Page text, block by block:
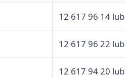
12 617 96 14
12 617 96 22
12 617 94 20